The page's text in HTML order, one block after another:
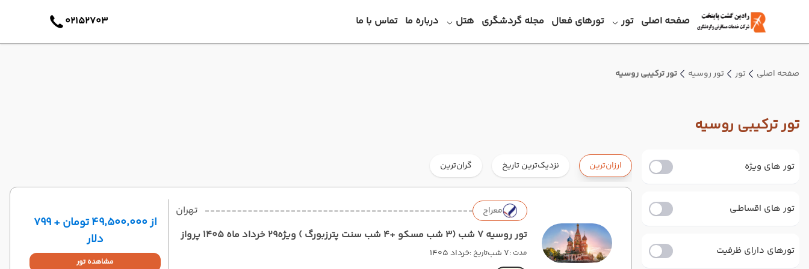
صفحه اصلی تور تورهای فعال مجله گردشگری هتل درباره ما تماس با ما 02152703
صفحه اصلی تور تور روسیه تور ترکیبی روسیه
تور ترکیبی روسیه
تور های ویژه
تور های اقساطـی
تورهای دارای ظرفیت
ارزان‌ترین نزدیک‌ترین تاریخ گران‌ترین
معراج
تهران
تور روسیه 7 شب (3 شب مسکو +4 شب سنت پترزبورگ ) ویژه29 خرداد ماه 1405 پرواز
معراج
مدت :7 شب تاریخ :خرداد 1405
از ۴۹٬۵۰۰٬۰۰۰ تومان + ۷۹۹
دلار
مشاهده تور